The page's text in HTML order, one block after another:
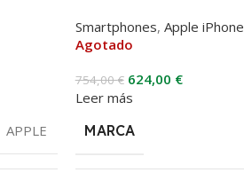
APPLE
Smartphones, Apple iPhone
Agotado
754,00€ 624,00 €
Leer más
MARCA